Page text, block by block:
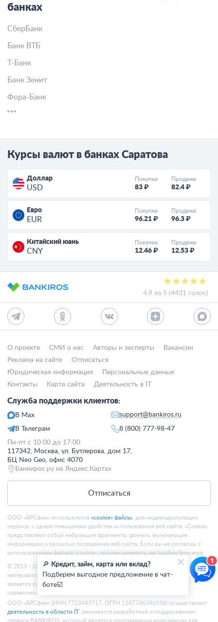
банках
СберБанк
Банк ВТБ
Т-Банк
Банк Зенит
Фора-Банк
Курсы валют в банках Саратова
Доллар
USD
Покупка
83 ₽
Продажа
82.4 ₽
Евро
EUR
Покупка
96.21 ₽
Продажа
96.3 ₽
Китайский юань
CNY
Покупка
12.46 ₽
Продажа
12.53 ₽
4.9 из 5 (4431 голос)
О проекте СМИ о нас Авторы и эксперты
Вакансии
Реклама на сайте
Отписаться
Юридическая информация
Персональные данные
Контакты
Карта сайта Деятельность в IT
Служба поддержки клиентов:
В Max
В Телеграм
support@bankiros.ru
8 (800) 777-98-47
Пн-пт с 10:00 до 17:00
117342, Москва, ул. Бутлерова, дом 17,
БЦ Neo Geo, офис 4070
Банкирос.ру на Яндекс.Картах
Отписаться
ООО «АРСфин» используются «cookie» файлы , для индивидуализации
сервиса, с целью повышения удобства использования веб-сайта. «Cookie»
представляют собой небольшие фрагменты данных, включающие
информацию о прошлых посещениях веб-сайта. Если вы не согласны с
использованием файлов «cookie», просим изменить настройки браузера.
© 2015 - 2026 Bankiros.ru Все права защищены. При использовании
материалов гиперссылка на bankiros.ru обязательна. Содержание сайта не
является рекомендацией или офертой и носит информационно-
справочный характер.
ООО «АРСфин» (ИНН 7722445717, ОГРН 1187746346556) осуществляет
деятельность в области IT, занимается разработкой и поддержанием
сервиса BANKIROS, который является программным комплексом для
🔎 Кредит, займ, карта или вклад?
Подберем выгодное предложение в чат-
боте☑️